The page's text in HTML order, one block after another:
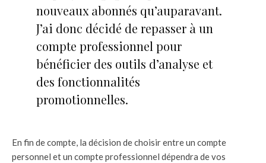
nouveaux abonnés qu’auparavant.
J’ai donc décidé de repasser à un
compte professionnel pour
bénéficier des outils d’analyse et
des fonctionnalités
promotionnelles.
En fin de compte, la décision de choisir entre un compte
personnel et un compte professionnel dépendra de vos